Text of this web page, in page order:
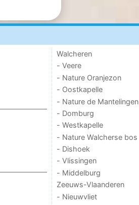
Walcheren
- Veere
- Nature Oranjezon
- Oostkapelle
- Nature de Mantelingen
- Domburg
- Westkapelle
- Nature Walcherse bos
- Dishoek
- Vlissingen
- Middelburg
Zeeuws-Vlaanderen
- Nieuwvliet